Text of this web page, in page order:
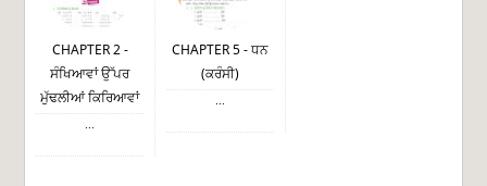
CHAPTER 2 -
ਸੰਖਿਆਵਾਂ ਉੱਪਰ
ਮੁੱਢਲੀਆਂ ਕਿਰਿਆਵਾਂ
CHAPTER 5 - ਧਨ
(ਕਰੰਸੀ)